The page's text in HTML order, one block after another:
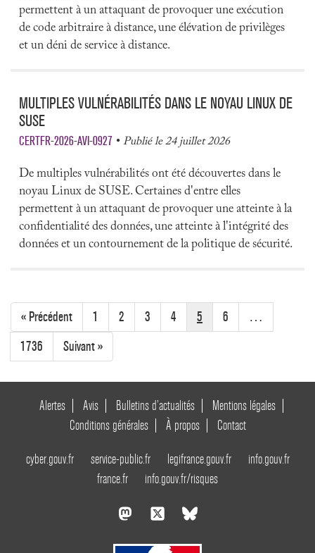
permettent à un attaquant de provoquer une exécution
de code arbitraire à distance, une élévation de privilèges
et un déni de service à distance.
MULTIPLES VULNÉRABILITÉS DANS LE NOYAU LINUX DE
SUSE
CERTFR-2026-AVI-0927 Publié le 24 juillet 2026
De multiples vulnérabilités ont été découvertes dans le
noyau Linux de SUSE. Certaines d'entre elles
permettent à un attaquant de provoquer une atteinte à la
confidentialité des données, une atteinte à l'intégrité des
données et un contournement de la politique de sécurité.
« Précédent 1 2 3 4 5 6
…
1736
Suivant »
Alertes Avis Bulletins d’actualités
Mentions légales
Conditions générales
À propos Contact
cyber.gouv.fr service-public.fr legifrance.gouv.fr
info.gouv.fr
france.fr
info.gouv.fr/risques